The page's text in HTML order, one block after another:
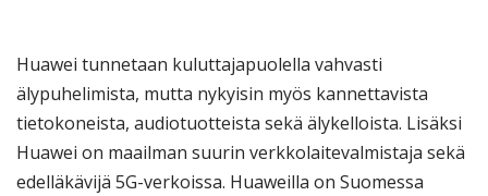
Huawei tunnetaan kuluttajapuolella vahvasti
älypuhelimista, mutta nykyisin myös kannettavista
tietokoneista, audiotuotteista sekä älykelloista. Lisäksi
Huawei on maailman suurin verkkolaitevalmistaja sekä
edelläkävijä 5G-verkoissa. Huaweilla on Suomessa